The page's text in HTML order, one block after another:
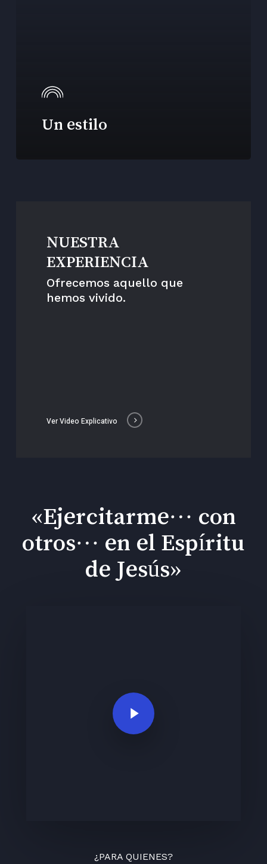
Un estilo
NUESTRA
EXPERIENCIA
Ofrecemos aquello que
hemos vivido.
Ver Video Explicativo
«Ejercitarme… con
otros… en el Espíritu
de Jesús»
Play Video
¿PARA QUIENES?